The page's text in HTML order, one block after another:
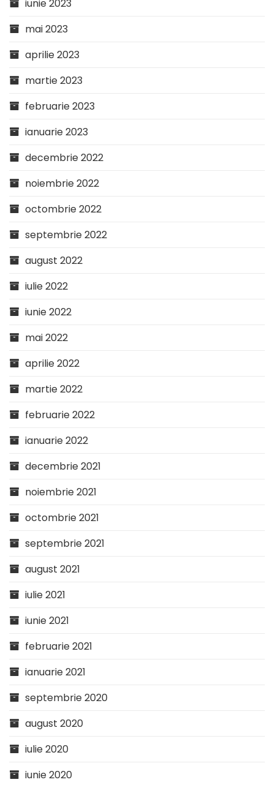
iunie 2023
mai 2023
aprilie 2023
martie 2023
februarie 2023
ianuarie 2023
decembrie 2022
noiembrie 2022
octombrie 2022
septembrie 2022
august 2022
iulie 2022
iunie 2022
mai 2022
aprilie 2022
martie 2022
februarie 2022
ianuarie 2022
decembrie 2021
noiembrie 2021
octombrie 2021
septembrie 2021
august 2021
iulie 2021
iunie 2021
februarie 2021
ianuarie 2021
septembrie 2020
august 2020
iulie 2020
iunie 2020